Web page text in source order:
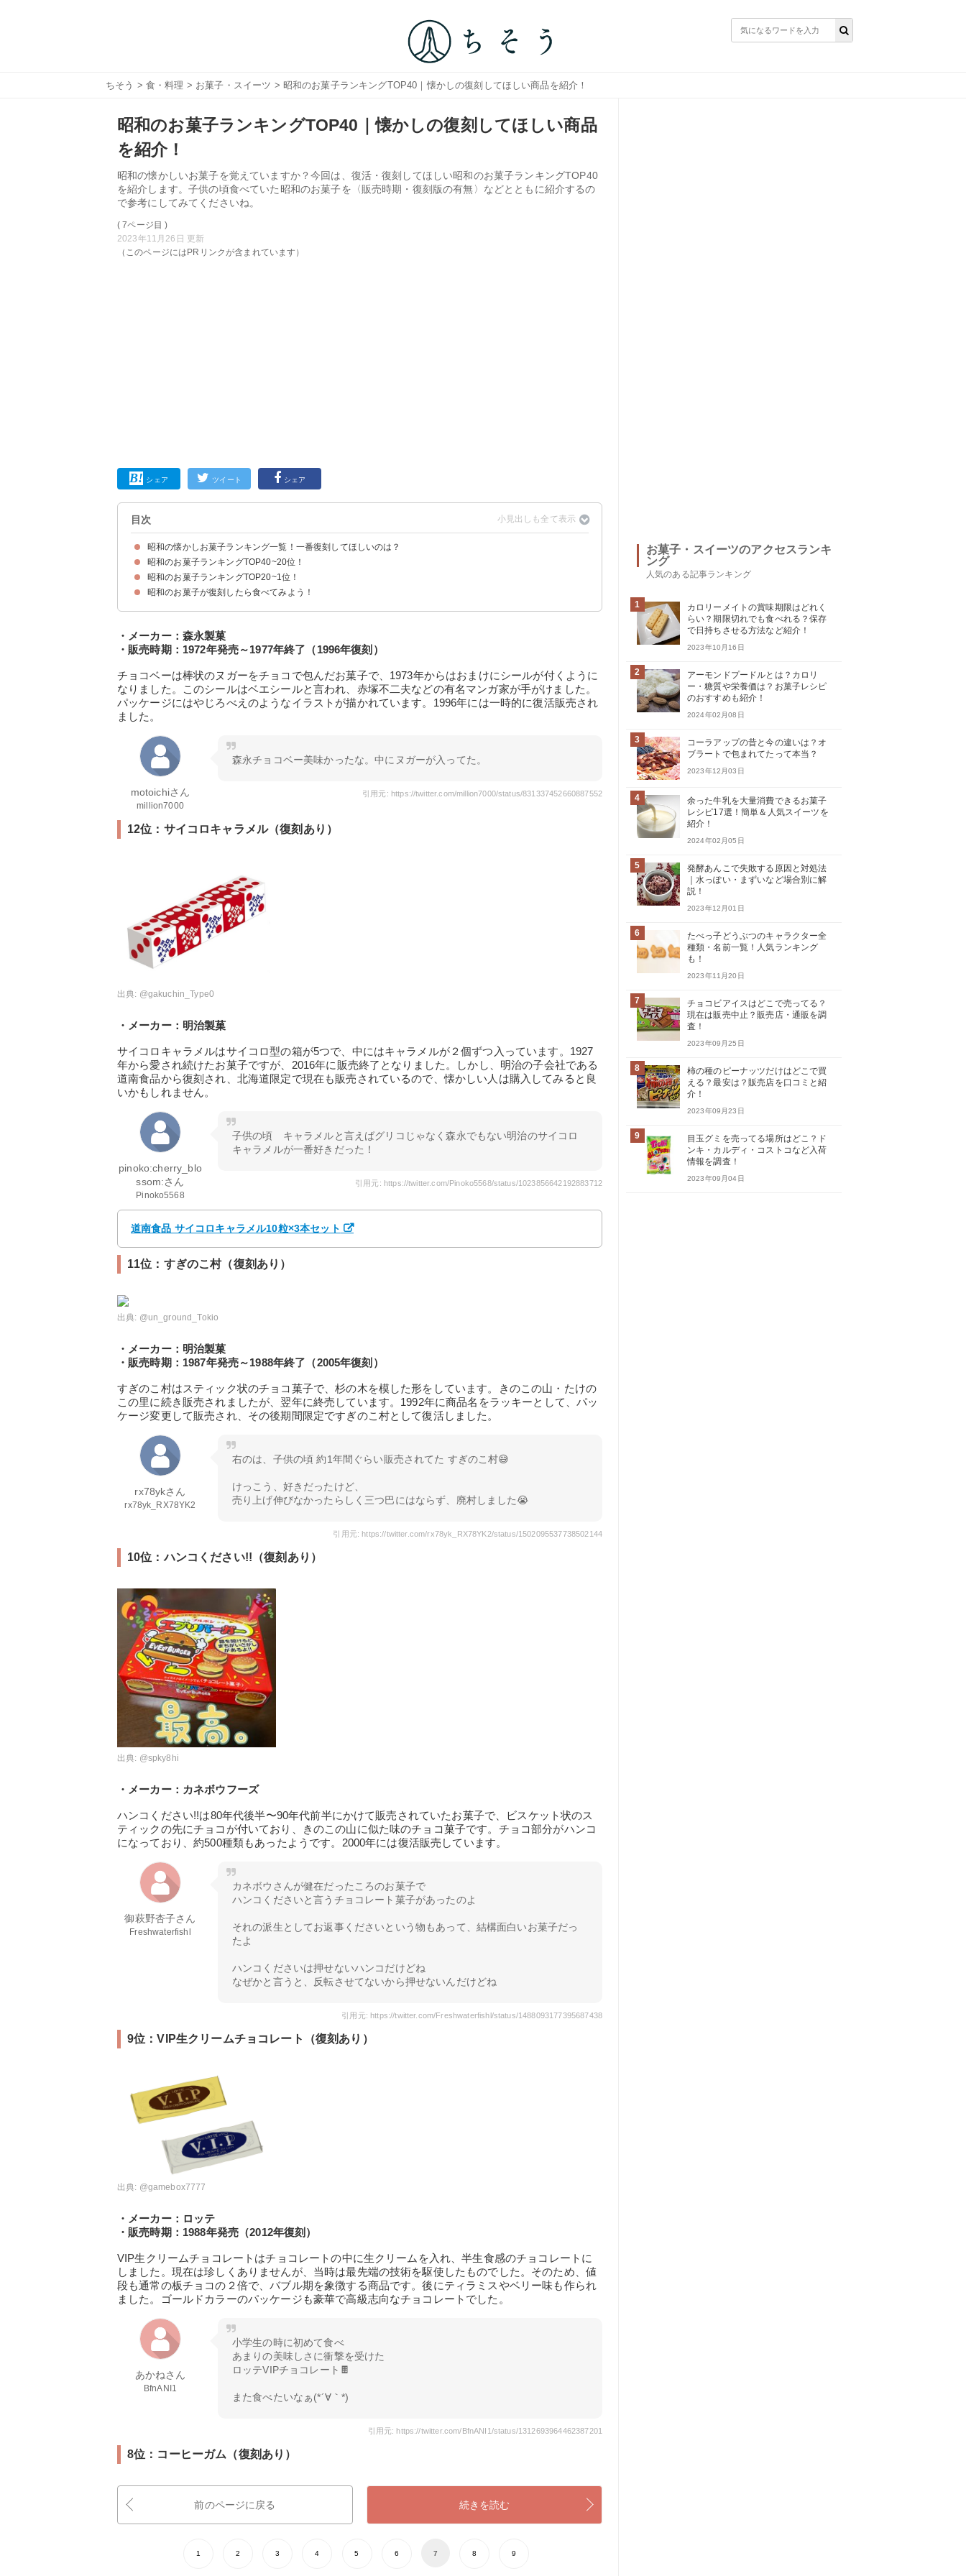
ちそう > 食・料理 > お菓子・スイーツ > 昭和のお菓子ランキングTOP40｜懐かしの復刻してほしい商品を紹介！
昭和のお菓子ランキングTOP40｜懐かしの復刻してほしい商品
を紹介！
昭和の懐かしいお菓子を覚えていますか？今回は、復活・復刻してほしい昭和のお菓子ランキングTOP40
を紹介します。子供の頃食べていた昭和のお菓子を〈販売時期・復刻版の有無〉などとともに紹介するの
で参考にしてみてくださいね。
( 7ページ目 )
2023年11月26日 更新
（このページにはPRリンクが含まれています）
シェア ツイート シェア
目次
昭和の懐かしお菓子ランキング一覧！一番復刻してほしいのは？
昭和のお菓子ランキングTOP40~20位！
40位：スプーナー
39位：ジャフィ
38位：Aランチおひるだよ
37位：なんきんまね
36位：あ・られチップ
35位：タイムクラッカー
34位：キャンレディー
33位：鈴木くんと佐藤くん
32位：カルボーン
31位：カリンチョ
30位：つくんこ
29位：いも作くん（復刻あり）
28位：スポロガム
27位：イブ（2010年復刻）
26位：アーモンドビッグバー
25位：栗
24位：ピックアップ
23位：チョコロン
22位：森のどんぐり
21位：マーブルポッキー
昭和のお菓子ランキングTOP20~1位！
20位：キャンディインガム
19位：ノースキャロライナ
18位：カルミン
17位：ドーナッチョ
16位：スカイレモン
15位：バブリシャス
14位：ドンパッチ
13位：チョコベー（復刻あり）
12位：サイコロキャラメル（復刻あり）
11位：すぎのこ村（復刻あり）
10位：ハンコください!!（復刻あり）
9位：VIP生クリームチョコレート（復刻あり）
8位：コーヒーガム（復刻あり）
7位：チョコフレーク
6位：カプッチョ いちご味
5位：チビノワ
4位：ポテトスナック
3位：5/8チップ
2位：ポポロン
1位：ぬ～ぼ～
昭和のお菓子が復刻したら食べてみよう！
・メーカー：森永製菓
・販売時期：1972年発売～1977年終了（1996年復刻）
チョコベーは棒状のヌガーをチョコで包んだお菓子で、1973年からはおまけにシールが付くように
なりました。このシールはベエシールと言われ、赤塚不二夫などの有名マンガ家が手がけました。
パッケージにはやじろべえのようなイラストが描かれています。1996年には一時的に復活販売され
ました。
motoichiさん
million7000
森永チョコベー美味かったな。中にヌガーが入ってた。
引用元: https://twitter.com/million7000/status/831337452660887552
12位：サイコロキャラメル（復刻あり）
出典: @gakuchin_Type0
・メーカー：明治製菓
サイコロキャラメルはサイコロ型の箱が5つで、中にはキャラメルが２個ずつ入っています。1927
年から愛され続けたお菓子ですが、2016年に販売終了となりました。しかし、明治の子会社である
道南食品から復刻され、北海道限定で現在も販売されているので、懐かしい人は購入してみると良
いかもしれません。
pinoko:cherry_blo
ssom:さん
Pinoko5568
子供の頃 キャラメルと言えばグリコじゃなく森永でもない明治のサイコロ
キャラメルが一番好きだった！
引用元: https://twitter.com/Pinoko5568/status/1023856642192883712
道南食品 サイコロキャラメル10粒×3本セット
11位：すぎのこ村（復刻あり）
出典: @un_ground_Tokio
・メーカー：明治製菓
・販売時期：1987年発売～1988年終了（2005年復刻）
すぎのこ村はスティック状のチョコ菓子で、杉の木を模した形をしています。きのこの山・たけの
この里に続き販売されましたが、翌年に終売しています。1992年に商品名をラッキーとして、パッ
ケージ変更して販売され、その後期間限定ですぎのこ村として復活しました。
rx78ykさん
rx78yk_RX78YK2
右のは、子供の頃 約1年間ぐらい販売されてた すぎのこ村😅
けっこう、好きだったけど、
売り上げ伸びなかったらしく三つ巴にはならず、廃村しました😭
引用元: https://twitter.com/rx78yk_RX78YK2/status/1502095537738502144
10位：ハンコください!!（復刻あり）
出典: @spky8hi
・メーカー：カネボウフーズ
ハンコください!!は80年代後半〜90年代前半にかけて販売されていたお菓子で、ビスケット状のス
ティックの先にチョコが付いており、きのこの山に似た味のチョコ菓子です。チョコ部分がハンコ
になっており、約500種類もあったようです。2000年には復活販売しています。
御萩野杏子さん
Freshwaterfishl
カネボウさんが健在だったころのお菓子で
ハンコくださいと言うチョコレート菓子があったのよ
それの派生としてお返事くださいという物もあって、結構面白いお菓子だっ
たよ
ハンコくださいは押せないハンコだけどね
なぜかと言うと、反転させてないから押せないんだけどね
引用元: https://twitter.com/Freshwaterfishl/status/1488093177395687438
9位：VIP生クリームチョコレート（復刻あり）
出典: @gamebox7777
・メーカー：ロッテ
・販売時期：1988年発売（2012年復刻）
VIP生クリームチョコレートはチョコレートの中に生クリームを入れ、半生食感のチョコレートに
しました。現在は珍しくありませんが、当時は最先端の技術を駆使したものでした。そのため、値
段も通常の板チョコの２倍で、バブル期を象徴する商品です。後にティラミスやベリー味も作られ
ました。ゴールドカラーのパッケージも豪華で高級志向なチョコレートでした。
あかねさん
BfnANI1
小学生の時に初めて食べ
あまりの美味しさに衝撃を受けた
ロッテVIPチョコレート🍫
また食べたいなぁ(*´∀｀*)
引用元: https://twitter.com/BfnANI1/status/1312693964462387201
8位：コーヒーガム（復刻あり）
前のページに戻る 続きを読む
1 2 3 4 5 6 7 8 9
お菓子・スイーツのアクセスランキ
ング
人気のある記事ランキング
1
カロリーメイトの賞味期限はどれく
らい？期限切れでも食べれる？保存
で日持ちさせる方法など紹介！
2023年10月16日
2
アーモンドプードルとは？カロリ
ー・糖質や栄養価は？お菓子レシピ
のおすすめも紹介！
2024年02月08日
3
コーラアップの昔と今の違いは？オ
ブラートで包まれてたって本当？
2023年12月03日
4
余った牛乳を大量消費できるお菓子
レシピ17選！簡単＆人気スイーツを
紹介！
2024年02月05日
5
発酵あんこで失敗する原因と対処法
｜水っぽい・まずいなど場合別に解
説！
2023年12月01日
6
たべっ子どうぶつのキャラクター全
種類・名前一覧！人気ランキング
も！
2023年11月20日
7
チョコビアイスはどこで売ってる？
現在は販売中止？販売店・通販を調
査！
2023年09月25日
8
柿の種のピーナッツだけはどこで買
える？最安は？販売店を口コミと紹
介！
2023年09月23日
9
目玉グミを売ってる場所はどこ？ド
ンキ・カルディ・コストコなど入荷
情報を調査！
2023年09月04日